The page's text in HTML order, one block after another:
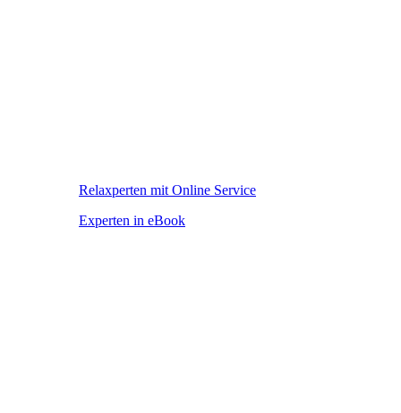
Relaxperten mit Online Service
Experten in eBook